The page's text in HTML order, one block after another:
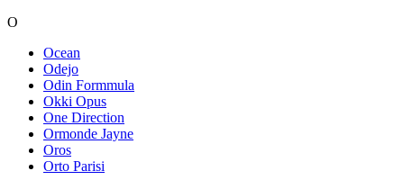
O
Ocean
Odejo
Odin Formmula
Okki Opus
One Direction
Ormonde Jayne
Oros
Orto Parisi